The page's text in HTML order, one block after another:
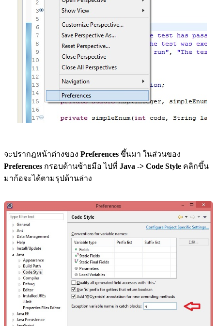
จะปรากฎหน้าต่างของ Preferences ขึ้นมา ในส่วนของ
Preferences กรอบด้านซ้ายมือ ไปที่ Java -> Code Style คลิกขึ้น
มาก้อจะได้ตามรุปด้านล่าง